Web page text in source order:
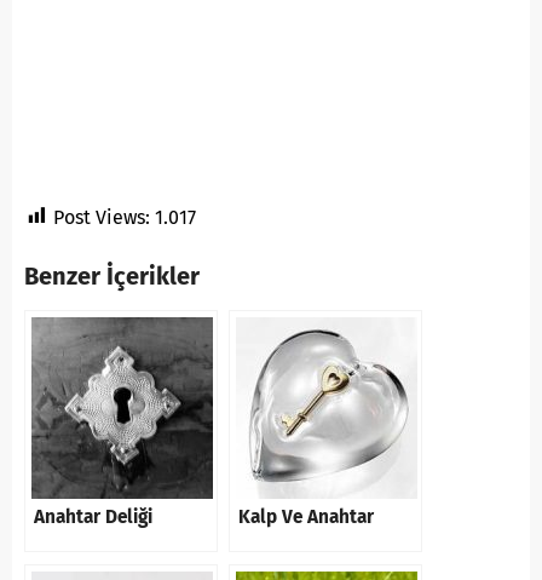
Post Views: 1.017
Benzer İçerikler
Anahtar Deliği Kalp Ve Anahtar